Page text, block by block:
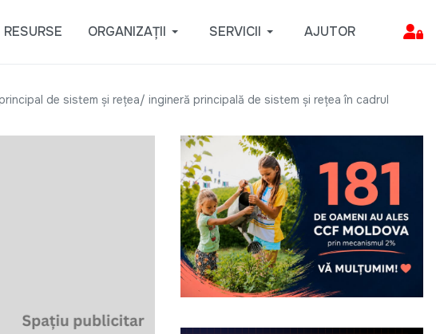
RESURSE ORGANIZAȚII SERVICII AJUTOR
de sistem și rețea/ ingineră principală de sistem și rețea în cadrul